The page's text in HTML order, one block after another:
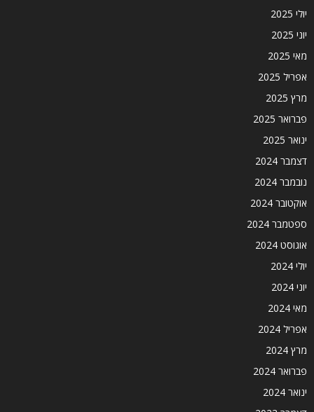
יולי 2025
יוני 2025
מאי 2025
אפריל 2025
מרץ 2025
פברואר 2025
ינואר 2025
דצמבר 2024
נובמבר 2024
אוקטובר 2024
ספטמבר 2024
אוגוסט 2024
יולי 2024
יוני 2024
מאי 2024
אפריל 2024
מרץ 2024
פברואר 2024
ינואר 2024